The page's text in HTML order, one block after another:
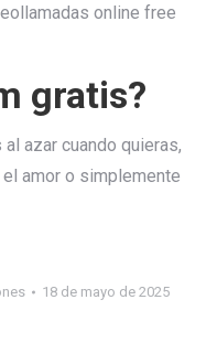
online free
gratis?
azar cuando quieras,
el amor o simplemente
18 de mayo de 2025